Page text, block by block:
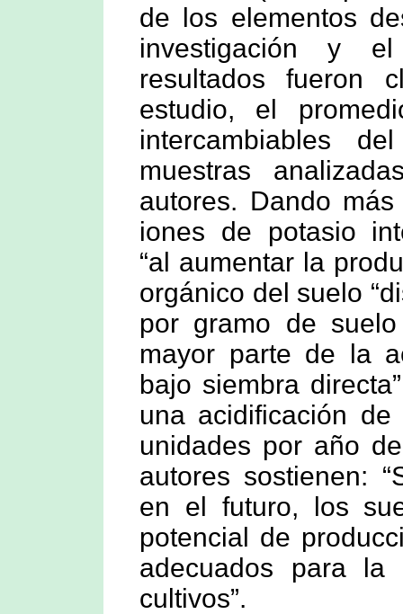
de los elementos
investigación y
resultados fueron
estudio, el
intercambiables
muestras
autores. Dando
iones de potasio
“al aumentar la
orgánico del suelo
por gramo de
mayor parte de la
bajo siembra
una acidificación
unidades por año
autores sostienen:
en el futuro, los
potencial de
adecuados para la
cultivos”.